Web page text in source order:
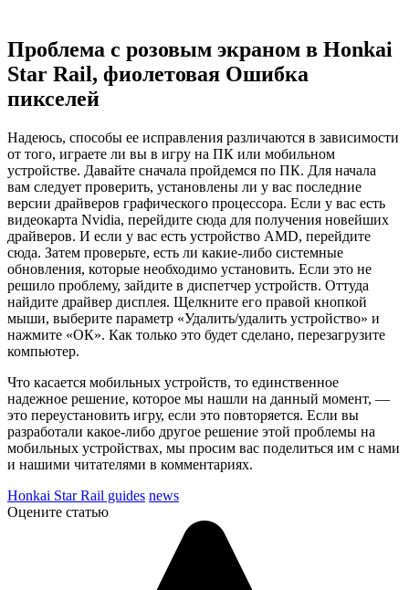
Проблема с розовым экраном в Honkai
Star Rail, фиолетовая Ошибка
пикселей
Надеюсь, способы ее исправления различаются в зависимости
от того, играете ли вы в игру на ПК или мобильном
устройстве. Давайте сначала пройдемся по ПК. Для начала
вам следует проверить, установлены ли у вас последние
версии драйверов графического процессора. Если у вас есть
видеокарта Nvidia, перейдите сюда для получения новейших
драйверов. И если у вас есть устройство AMD, перейдите
сюда. Затем проверьте, есть ли какие-либо системные
обновления, которые необходимо установить. Если это не
решило проблему, зайдите в диспетчер устройств. Оттуда
найдите драйвер дисплея. Щелкните его правой кнопкой
мыши, выберите параметр «Удалить/удалить устройство» и
нажмите «ОК». Как только это будет сделано, перезагрузите
компьютер.
Что касается мобильных устройств, то единственное
надежное решение, которое мы нашли на данный момент, —
это переустановить игру, если это повторяется. Если вы
разработали какое-либо другое решение этой проблемы на
мобильных устройствах, мы просим вас поделиться им с нами
и нашими читателями в комментариях.
Honkai Star Rail guides news
Оцените статью